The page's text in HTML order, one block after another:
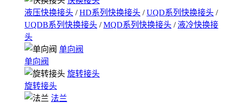
液压快换接头 /HD系列快换接头 /UQD系列快换接头 /
UQDB系列快换接头 /MQD系列快换接头 / 液冷快换接
头
单向阀
单向阀
旋转接头
旋转接头
法兰